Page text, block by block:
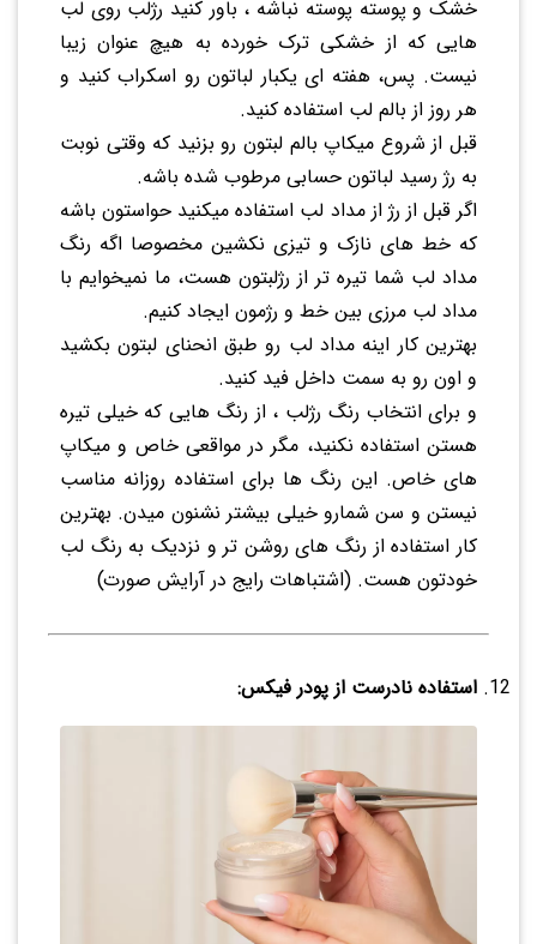
خشک و پوسته پوسته نباشه ، باور کنید رژلب روی لب
هایی که از خشکی ترک خورده به هیچ عنوان زیبا
نیست. پس، هفته ای یکبار لباتون رو اسکراب کنید و
هر روز از بالم لب استفاده کنید.
قبل از شروع میکاپ بالم لبتون رو بزنید که وقتی نوبت
به رژ رسید لباتون حسابی مرطوب شده باشه.
اگر قبل از رژ از مداد لب استفاده میکنید حواستون باشه
که خط های نازک و تیزی نکشین مخصوصا اگه رنگ
مداد لب شما تیره تر از رژلبتون هست، ما نمیخوایم با
مداد لب مرزی بین خط و رژمون ایجاد کنیم.
بهترین کار اینه مداد لب رو طبق انحنای لبتون بکشید
و اون رو به سمت داخل فید کنید.
و برای انتخاب رنگ رژلب ، از رنگ هایی که خیلی تیره
هستن استفاده نکنید، مگر در مواقعی خاص و میکاپ
های خاص. این رنگ ها برای استفاده روزانه مناسب
نیستن و سن شمارو خیلی بیشتر نشنون میدن. بهترین
کار استفاده از رنگ های روشن تر و نزدیک به رنگ لب
خودتون هست. (اشتباهات رایج در آرایش صورت)
استفاده نادرست از پودر فیکس: